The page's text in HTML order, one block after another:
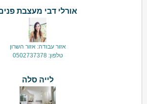
אורלי דבי מעצבת
אזור עבודה: אזור השרון
טלפון: 0502737378
לייה סלה